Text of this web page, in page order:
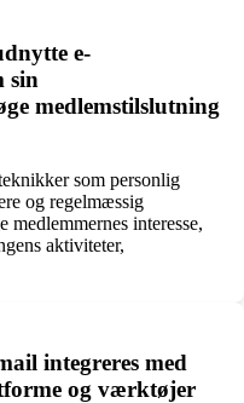
e-
sin
medlemstilslutning
som personlig
og regelmæssig
interesse,
aktiviteter,
integreres med
og værktøjer